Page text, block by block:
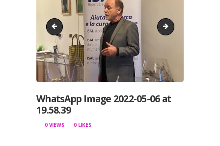
WhatsApp Image 2022-05-06 at 19.58.28WhatsApp Image
WhatsApp Image 2022-05-06 at
19.58.39
0 VIEWS 0 LIKES